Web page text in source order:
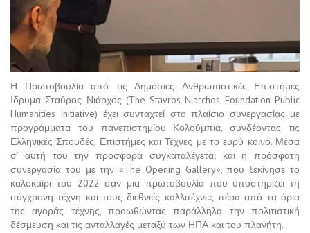
Η Πρωτοβουλία από τις Δημόσιες Ανθρωπιστικές Επιστήμες
Ιδρυμα Σταύρος Νιάρχος (Τhe Stavros Niarchos Foundation Public
Humanities Initiative) έχει συνταχτεί στο πλαίσιο συνεργασίας με
προγράμματα του πανεπιστημίου Κολούμπια, συνδέοντας τις
Ελληνικές Σπουδές, Επιστήμες και Τέχνες με το ευρύ κοινό. Μέσα
σ’ αυτή του την προσφορά συγκαταλέγεται και η πρόσφατη
συνεργασία του με την «The Opening Gallery», που ξεκίνησε το
καλοκαίρι του 2022 σαν μια πρωτοβουλία που υποστηρίζει τη
σύγχρονη τέχνη και τους διεθνείς καλλιτέχνες πέρα από τα όρια
της αγοράς τέχνης, προωθώντας παράλληλα την πολιτιστική
δέσμευση και τις ανταλλαγές μεταξύ των ΗΠΑ και του πλανήτη.